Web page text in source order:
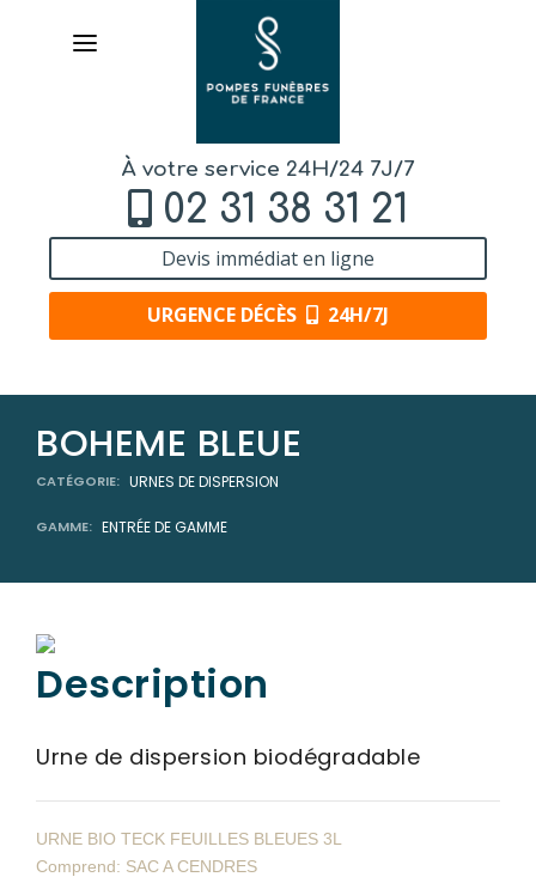
À votre service 24H/24 7J/7
02 31 38 31 21
Devis immédiat en ligne
URGENCE DÉCÈS 24H/7J
ORGANISER DES OBSÈQUES
PRÉVOIR SES OBSÈQUES
SERVICES & ARTICLES
Livraison de Fleurs Naturelles
Nos capitons funéraires
Nos cercueils
Nos fleurs naturelles
ESPACE FAMILLE
BOHEME BLEUE
CATÉGORIE: URNES DE DISPERSION
GAMME: ENTRÉE DE GAMME
Description
Urne de dispersion biodégradable
URNE BIO TECK FEUILLES BLEUES 3L
Comprend: SAC A CENDRES